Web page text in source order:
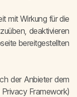
mit Wirkung für die
deaktivieren
bereitgestellten
der Anbieter dem
Framework)